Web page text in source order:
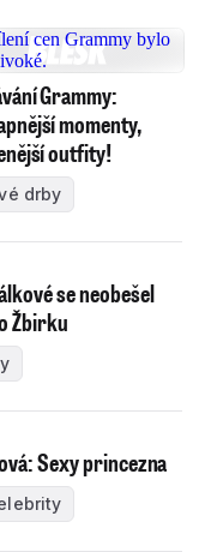
Grammy:
momenty,
outfity!
drby
se neobešel
Žbirku
Sexy princezna